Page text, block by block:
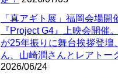
「真アギト展」福岡会場開
『Project G4』上映会開催
が25年振りに舞台挨拶登壇
ん、山崎潤さんとレアトー
2026/06/24